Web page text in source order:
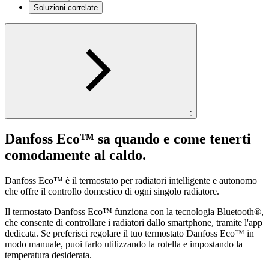
Soluzioni correlate
;
Danfoss Eco™ sa quando e come tenerti
comodamente al caldo.
Danfoss Eco™ è il termostato per radiatori intelligente e autonomo
che offre il controllo domestico di ogni singolo radiatore.
Il termostato Danfoss Eco™ funziona con la tecnologia Bluetooth®,
che consente di controllare i radiatori dallo smartphone, tramite l'app
dedicata. Se preferisci regolare il tuo termostato Danfoss Eco™ in
modo manuale, puoi farlo utilizzando la rotella e impostando la
temperatura desiderata.